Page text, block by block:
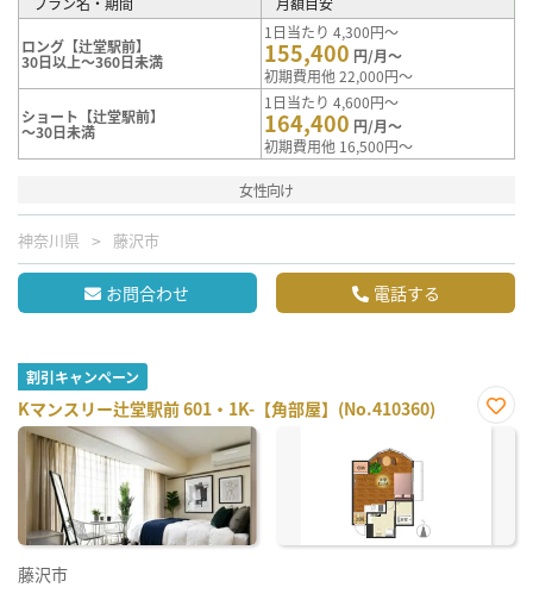
ロング【辻堂駅前】
30日以上～360日未満
1日当たり 4,300円～
155,400 円/月～
初期費用他 22,000円～
ショート【辻堂駅前】
～30日未満
1日当たり 4,600円～
164,400 円/月～
初期費用他 16,500円～
女性向け
神奈川県 藤沢市
お問合わせ 電話する
割引キャンペーン
Kマンスリー辻堂駅前 601・1K-【角部屋】(No.410360)
お気
藤沢市